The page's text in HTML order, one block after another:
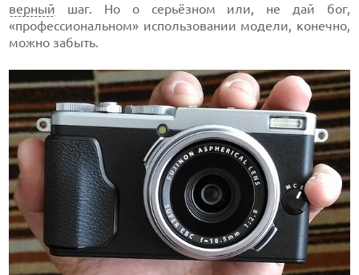
верный шаг. Но о серьёзном или, не дай бог,
«профессиональном» использовании модели, конечно,
можно забыть.